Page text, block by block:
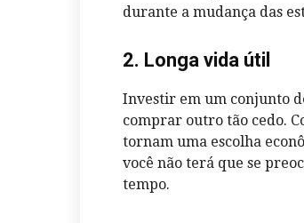
durante a mudança das
2. Longa vida útil
Investir em um conjunto
comprar outro tão cedo.
tornam uma escolha
você não terá que se
tempo.